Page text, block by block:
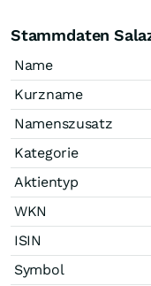
Stammdaten
Name
Kurzname
Namenszusatz
Kategorie
Aktientyp
WKN
ISIN
Symbol